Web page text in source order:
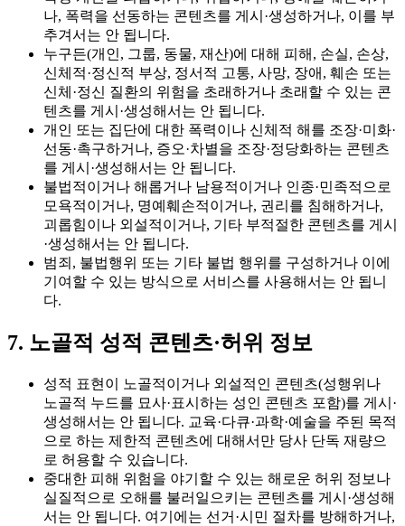
나, 폭력을 선동하는 콘텐츠를 게시·생성하거나, 이를 부
추겨서는 안 됩니다.
누구든(개인, 그룹, 동물, 재산)에 대해 피해, 손실, 손상,
신체적·정신적 부상, 정서적 고통, 사망, 장애, 훼손 또는
신체·정신 질환의 위험을 초래하거나 초래할 수 있는 콘
텐츠를 게시·생성해서는 안 됩니다.
개인 또는 집단에 대한 폭력이나 신체적 해를 조장·미화·
선동·촉구하거나, 증오·차별을 조장·정당화하는 콘텐츠
를 게시·생성해서는 안 됩니다.
불법적이거나 해롭거나 남용적이거나 인종·민족적으로
모욕적이거나, 명예훼손적이거나, 권리를 침해하거나,
괴롭힘이나 외설적이거나, 기타 부적절한 콘텐츠를 게시
·생성해서는 안 됩니다.
범죄, 불법행위 또는 기타 불법 행위를 구성하거나 이에
기여할 수 있는 방식으로 서비스를 사용해서는 안 됩니
다.
7. 노골적 성적 콘텐츠·허위 정보
성적 표현이 노골적이거나 외설적인 콘텐츠(성행위나
노골적 누드를 묘사·표시하는 성인 콘텐츠 포함)를 게시·
생성해서는 안 됩니다. 교육·다큐·과학·예술을 주된 목적
으로 하는 제한적 콘텐츠에 대해서만 당사 단독 재량으
로 허용할 수 있습니다.
중대한 피해 위험을 야기할 수 있는 해로운 허위 정보나
실질적으로 오해를 불러일으키는 콘텐츠를 게시·생성해
서는 안 됩니다. 여기에는 선거·시민 절차를 방해하거나,